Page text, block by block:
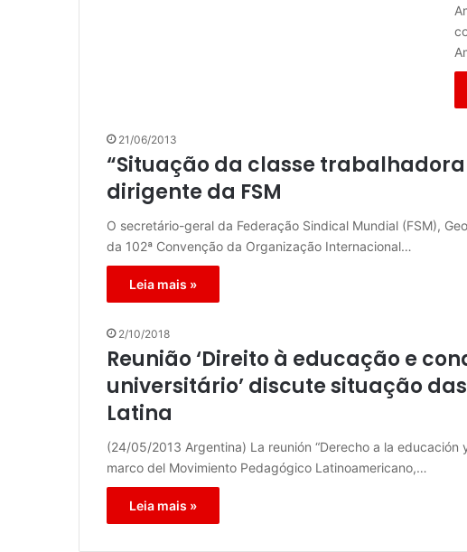
21/06/2013
“Situação da classe
dirigente da FSM
O secretário-geral da Federação Sindical Mundial (FSM),
da 102ª Convenção da Organização Internacional…
Leia mais »
2/10/2018
Reunião ‘Direito à educação e
universitário’ discute situação
Latina
(24/05/2013 Argentina) La reunión “Derecho a la educación
marco del Movimiento Pedagógico Latinoamericano,…
Leia mais »